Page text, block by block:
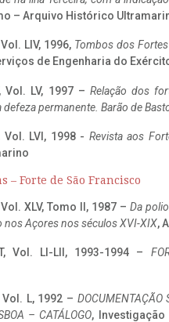
– Arquivo Histórico
LIV, 1996, Tombos dos
de Engenharia do
Vol. LV, 1997 – Relação dos
permanente. Barão de
Vol. LVI, 1998 - Revista aos
– Forte de São Francisco
XLV, Tomo II, 1987 – Da
nos Açores nos séculos XVI-XIX,
Vol. LI-LII, 1993-1994 –
L, 1992 – DOCUMENTAÇÃO
– CATÁLOGO,